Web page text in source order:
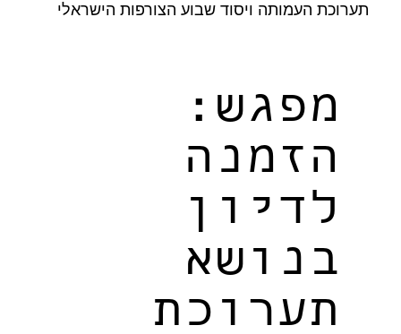
תערוכת העמותה ויסוד שבוע הצורפות הישראלי
מפגש:
הזמנה
לדיון
בנושא
תערוכת